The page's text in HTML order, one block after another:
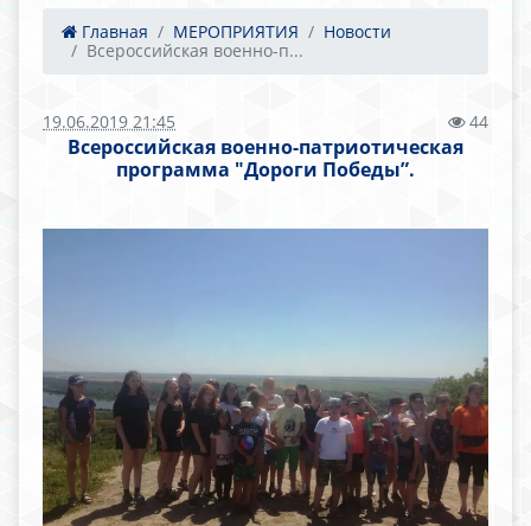
Главная МЕРОПРИЯТИЯ
Новости
Всероссийская военно-п...
19.06.2019 21:45 44
Всероссийская военно-патриотическая
программа "Дороги Победы”.